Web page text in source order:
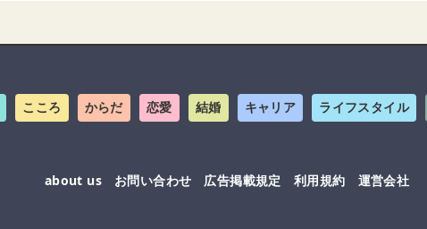
こころ からだ 恋愛 結婚 キャリア ライフスタイル
about us お問い合わせ 広告掲載規定 利用規約 運営会社